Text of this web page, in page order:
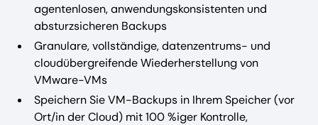
agentenlosen, anwendungskonsistenten und
absturzsicheren Backups
Granulare, vollständige, datenzentrums- und
cloudübergreifende Wiederherstellung von
VMware-VMs
Speichern Sie VM-Backups in Ihrem Speicher (vor
Ort/in der Cloud) mit 100 %iger Kontrolle,